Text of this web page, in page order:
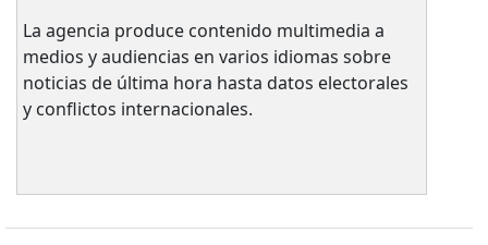
La agencia produce contenido multimedia a
medios y audiencias en varios idiomas sobre
noticias de última hora hasta datos electorales
y conflictos internacionales.